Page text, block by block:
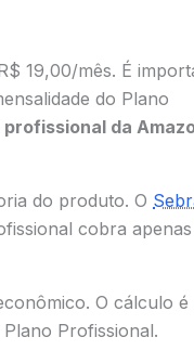
19,00/mês. É
do Plano
da
do produto. O
cobra apenas
O cálculo é
Profissional.